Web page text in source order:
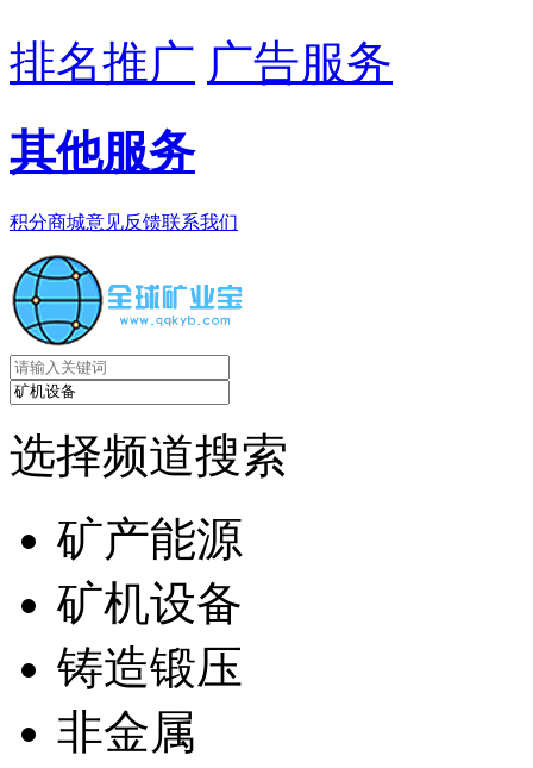
排名推广 广告服务
其他服务
积分商城意见反馈联系我们
选择频道搜索
矿产能源
矿机设备
铸造锻压
非金属